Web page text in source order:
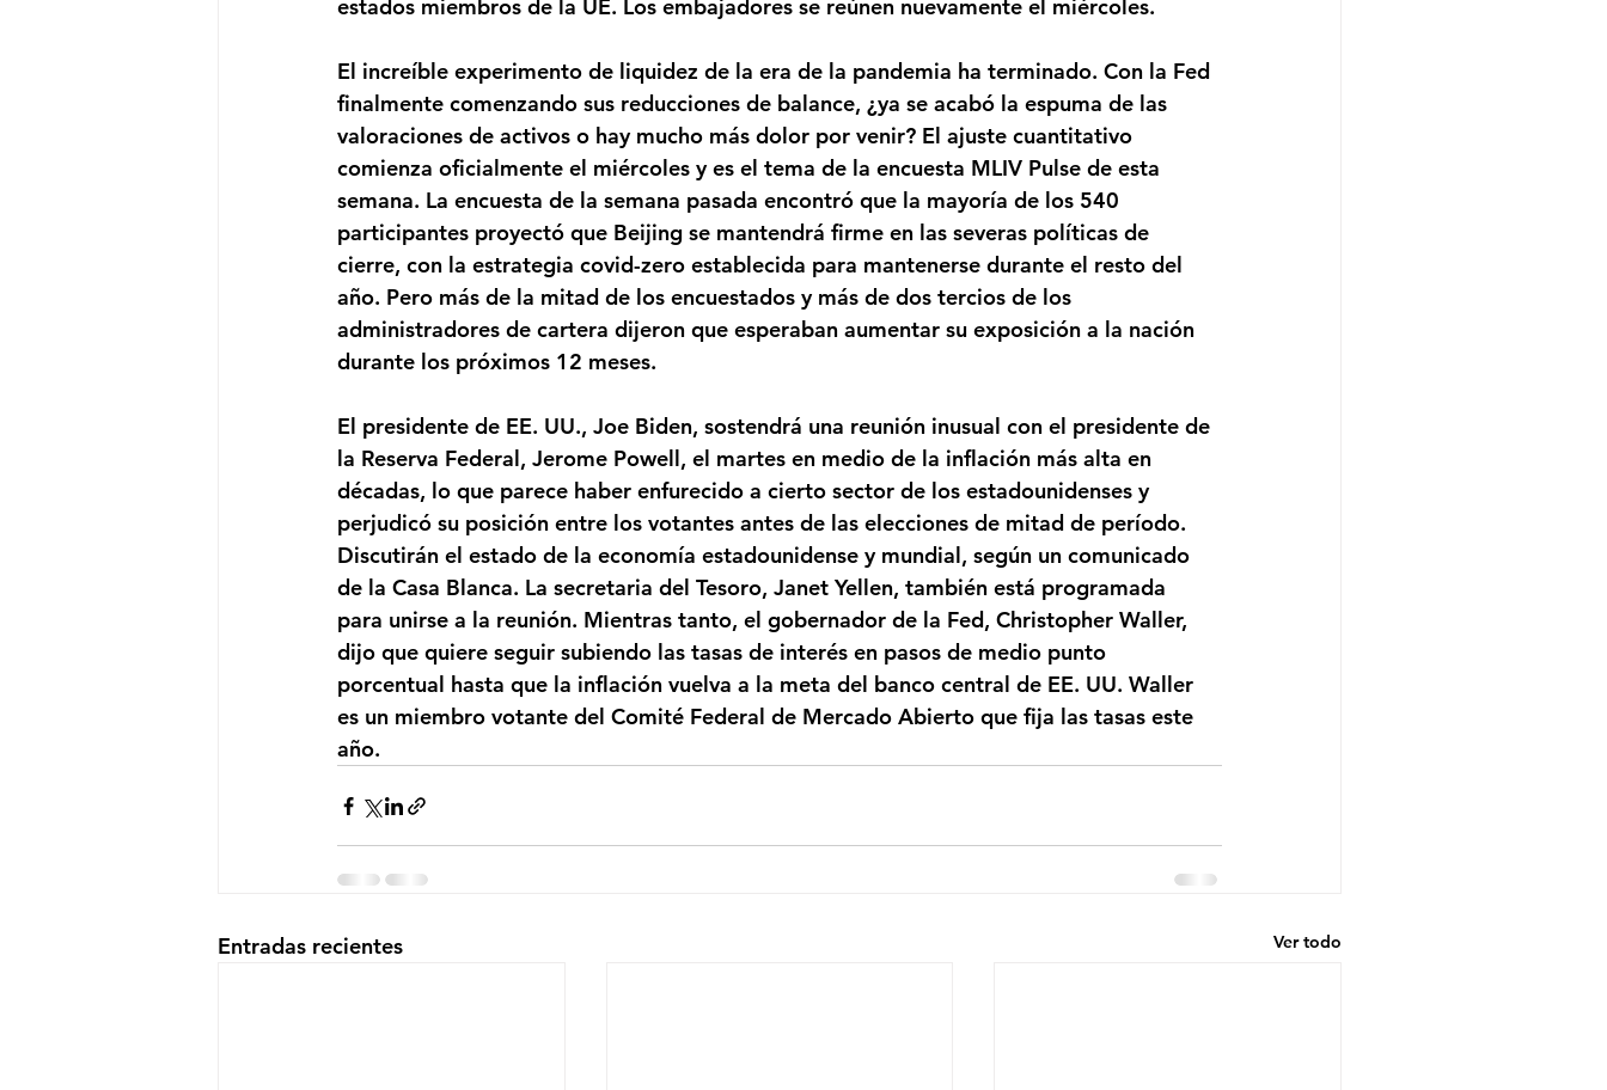
estados miembros de la UE. Los embajadores se reúnen nuevamente el miércoles.
El increíble experimento de liquidez de la era de la pandemia ha terminado. Con la Fed
finalmente comenzando sus reducciones de balance, ¿ya se acabó la espuma de las
valoraciones de activos o hay mucho más dolor por venir? El ajuste cuantitativo
comienza oficialmente el miércoles y es el tema de la encuesta MLIV Pulse de esta
semana. La encuesta de la semana pasada encontró que la mayoría de los 540
participantes proyectó que Beijing se mantendrá firme en las severas políticas de
cierre, con la estrategia covid-zero establecida para mantenerse durante el resto del
año. Pero más de la mitad de los encuestados y más de dos tercios de los
administradores de cartera dijeron que esperaban aumentar su exposición a la nación
durante los próximos 12 meses.
El presidente de EE. UU., Joe Biden, sostendrá una reunión inusual con el presidente de
la Reserva Federal, Jerome Powell, el martes en medio de la inflación más alta en
décadas, lo que parece haber enfurecido a cierto sector de los estadounidenses y
perjudicó su posición entre los votantes antes de las elecciones de mitad de período.
Discutirán el estado de la economía estadounidense y mundial, según un comunicado
de la Casa Blanca. La secretaria del Tesoro, Janet Yellen, también está programada
para unirse a la reunión. Mientras tanto, el gobernador de la Fed, Christopher Waller,
dijo que quiere seguir subiendo las tasas de interés en pasos de medio punto
porcentual hasta que la inflación vuelva a la meta del banco central de EE. UU. Waller
es un miembro votante del Comité Federal de Mercado Abierto que fija las tasas este
año.
Entradas recientes Ver todo